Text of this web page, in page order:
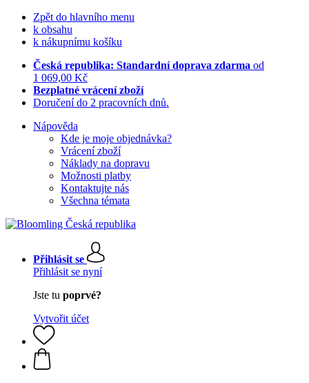
Zpět do hlavního menu
k obsahu
k nákupnímu košíku
Česká republika: Standardní doprava zdarma od
1 069,00 Kč
Bezplatné vrácení zboží
Doručení do 2 pracovních dnů.
Nápověda
Kde je moje objednávka?
Vrácení zboží
Náklady na dopravu
Možnosti platby
Kontaktujte nás
Všechna témata
Přihlásit se
Přihlásit se nyní
Jste tu poprvé?
Vytvořit účet